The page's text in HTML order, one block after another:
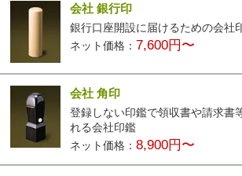
会社 銀行印
銀行口座開設に届けるための会社
ネット価格： 7,600円〜
会社 角印
登録しない印鑑で領収書や請求書
れる会社印鑑
ネット価格：8,900円〜